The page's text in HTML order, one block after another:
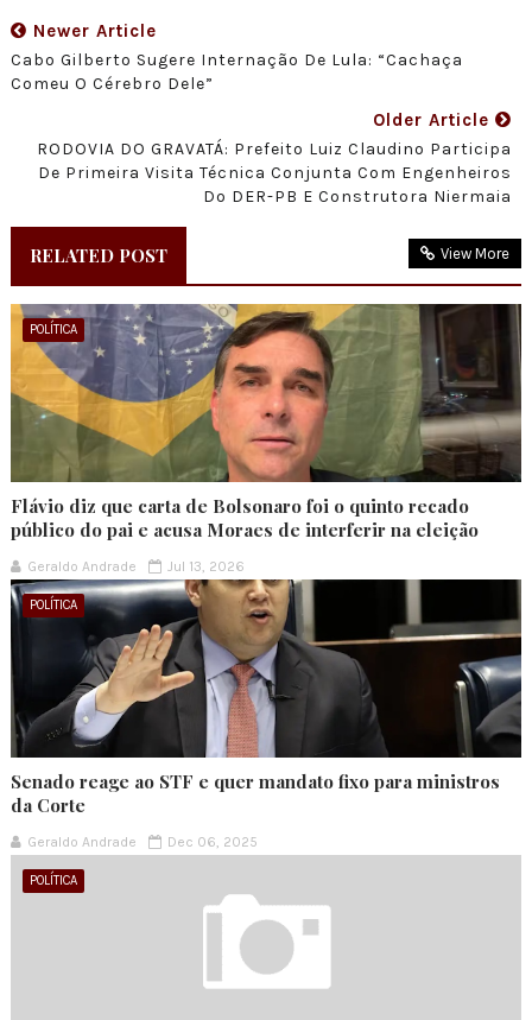
Newer Article
Cabo Gilberto Sugere Internação De Lula: “Cachaça
Comeu O Cérebro Dele”
Older Article
RODOVIA DO GRAVATÁ: Prefeito Luiz Claudino Participa
De Primeira Visita Técnica Conjunta Com Engenheiros
Do DER-PB E Construtora Niermaia
RELATED POST View More
POLÍTICA
Flávio diz que carta de Bolsonaro foi o quinto recado
público do pai e acusa Moraes de interferir na eleição
Geraldo Andrade Jul 13, 2026
POLÍTICA
Senado reage ao STF e quer mandato fixo para ministros
da Corte
Geraldo Andrade Dec 06, 2025
POLÍTICA